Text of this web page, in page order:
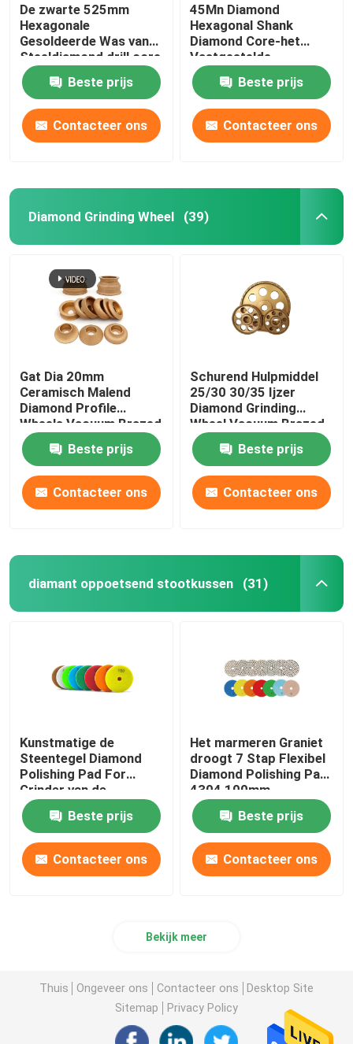
De zwarte 525mm
Hexagonale
Gesoldeerde Was van
Steeldiamond drill core
bit cooling
Beste prijs
Contacteer ons
45Mn Diamond
Hexagonal Shank
Diamond Core-het
Vastgestelde
Gesoldeerde Vacuüm
van het Boorbeetje
Beste prijs
Contacteer ons
Diamond Grinding Wheel (39)
Gat Dia 20mm
Ceramisch Malend
Diamond Profile
Wheels Vacuum Brazed
Beste prijs
Contacteer ons
Schurend Hulpmiddel
25/30 30/35 Ijzer
Diamond Grinding
Wheel Vacuum Brazed
Beste prijs
Contacteer ons
diamant oppoetsend stootkussen (31)
Kunstmatige de
Steentegel Diamond
Polishing Pad For
Grinder van de
Deyispons
Beste prijs
Contacteer ons
Het marmeren Graniet
droogt 7 Stap Flexibel
Diamond Polishing Pad
4304 100mm
Beste prijs
Contacteer ons
Bekijk meer
Thuis Ongeveer ons Contacteer ons
Desktop Site
Sitemap
Privacy Policy